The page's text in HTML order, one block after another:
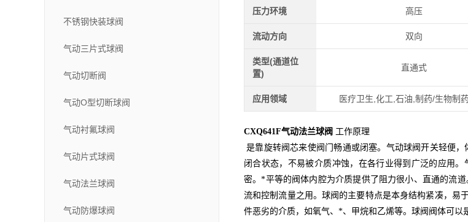
不锈钢快装球阀
气动三片式球阀
气动切断阀
气动O型切断球阀
气动衬氟球阀
气动片式球阀
气动法兰球阀
气动防爆球阀
压力环境 高压
流动方向 双向
类型(通道位
置)
直通式
应用领域 医疗卫生,化工,石油,制药/生物制
CXQ641F气动法兰球阀 工作原理
是靠旋转阀芯来使阀门畅通或闭塞。气动球阀开关轻便
闭合状态，不易被介质冲蚀，在各行业得到广泛的应用
密。*平等的阀体内腔为介质提供了阻力很小、直通的流
流和控制流量之用。球阀的主要特点是本身结构紧凑，易
件恶劣的介质，如氧气、*、甲烷和乙烯等。球阀阀体可以